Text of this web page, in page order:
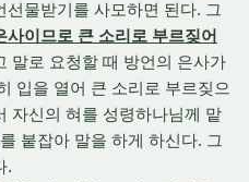
물받기를 사모하면 된다. 그
이므로 큰 소리로 부르짖어
말로 요청할 때 방언의 은사가
입을 열어 큰 소리로 부르짖으
자신의 혀를 성령하나님께 맡
붙잡아 말을 하게 하신다. 그
.